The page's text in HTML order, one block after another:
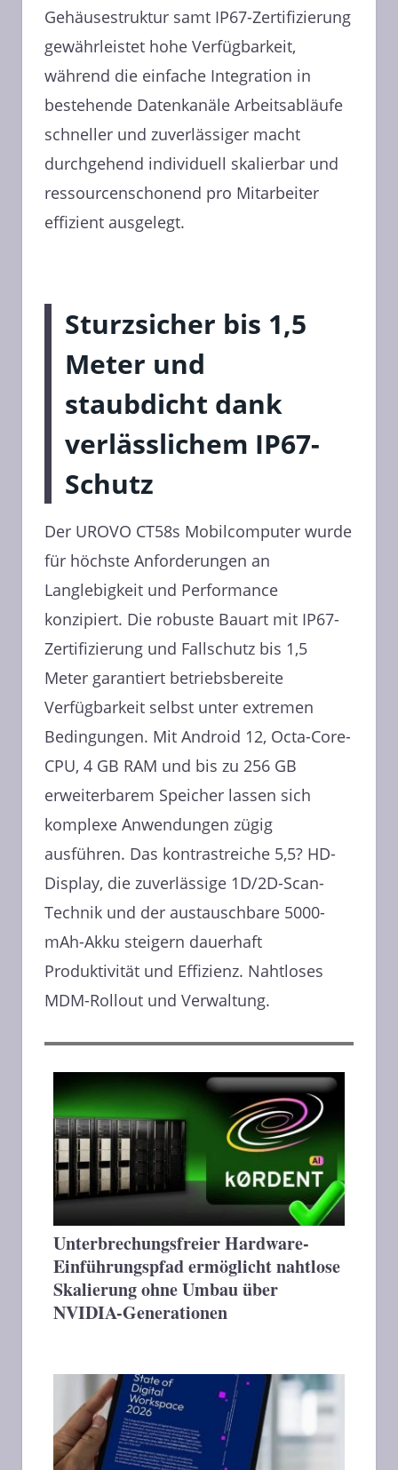
Gehäusestruktur samt IP67-Zertifizierung
gewährleistet hohe Verfügbarkeit,
während die einfache Integration in
bestehende Datenkanäle Arbeitsabläufe
schneller und zuverlässiger macht
durchgehend individuell skalierbar und
ressourcenschonend pro Mitarbeiter
effizient ausgelegt.
Sturzsicher bis 1,5
Meter und
staubdicht dank
verlässlichem IP67-
Schutz
Der UROVO CT58s Mobilcomputer wurde
für höchste Anforderungen an
Langlebigkeit und Performance
konzipiert. Die robuste Bauart mit IP67-
Zertifizierung und Fallschutz bis 1,5
Meter garantiert betriebsbereite
Verfügbarkeit selbst unter extremen
Bedingungen. Mit Android 12, Octa-Core-
CPU, 4 GB RAM und bis zu 256 GB
erweiterbarem Speicher lassen sich
komplexe Anwendungen zügig
ausführen. Das kontrastreiche 5,5? HD-
Display, die zuverlässige 1D/2D-Scan-
Technik und der austauschbare 5000-
mAh-Akku steigern dauerhaft
Produktivität und Effizienz. Nahtloses
MDM-Rollout und Verwaltung.
Unterbrechungsfreier Hardware-
Einführungspfad ermöglicht nahtlose
Skalierung ohne Umbau über
NVIDIA-Generationen